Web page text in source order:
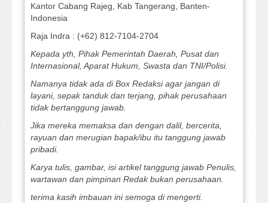
Kantor Cabang Rajeg, Kab Tangerang, Banten-
Indonesia
Raja Indra : (+62) 812-7104-2704
Kepada yth, Pihak Pemerintah Daerah, Pusat dan
Internasional, Aparat Hukum, Swasta dan TNI/Polisi.
Namanya tidak ada di Box Redaksi agar jangan di
layani, sepak tanduk dan terjang, pihak perusahaan
tidak bertanggung jawab.
Jika mereka memaksa dan dengan dalil, bercerita,
rayuan dan merugian bapak/ibu itu tanggung jawab
pribadi.
Karya tulis, gambar, isi artikel tanggung jawab Penulis,
wartawan dan pimpinan Redak bukan perusahaan.
terima kasih imbauan ini semoga di mengerti.